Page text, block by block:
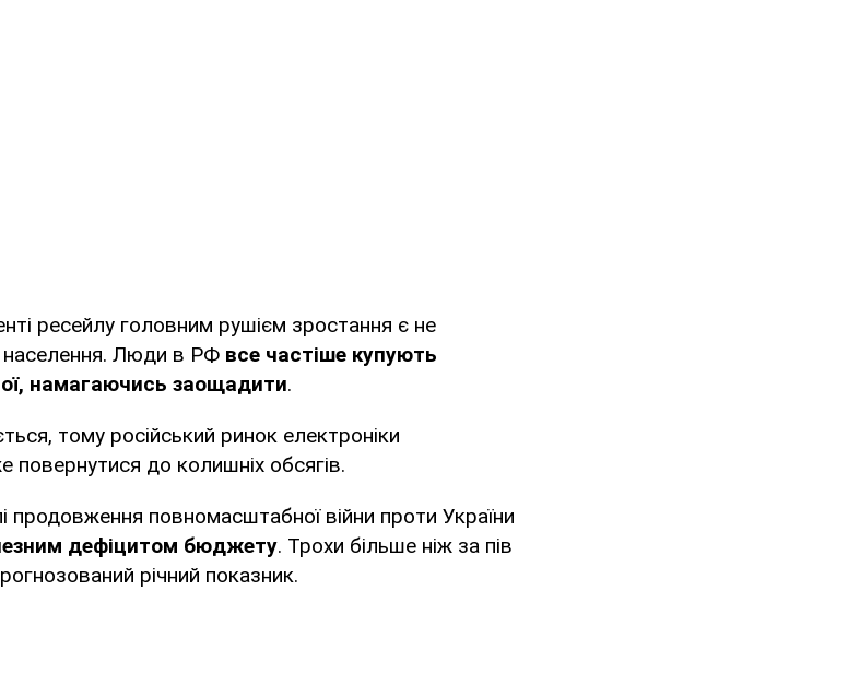
ресейлу головним рушієм зростання є не
населення. Люди в РФ все частіше купують
намагаючись заощадити.
тому російський ринок електроніки
до колишніх обсягів.
продовження повномасштабної війни проти України
дефіцитом бюджету. Трохи більше ніж за пів
річний показник.